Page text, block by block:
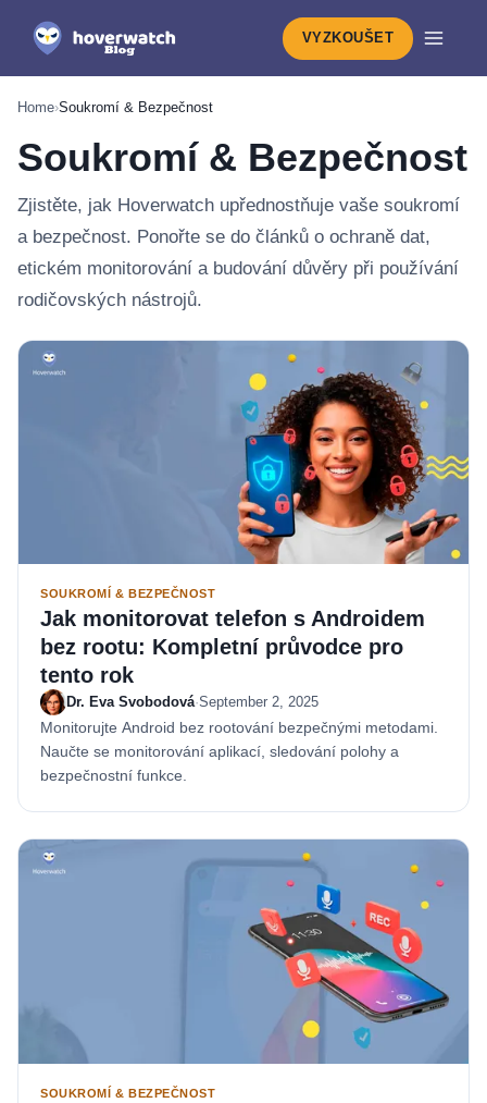
VYZKOUŠET
Home›Soukromí & Bezpečnost
Soukromí & Bezpečnost
Zjistěte, jak Hoverwatch upřednostňuje vaše soukromí
a bezpečnost. Ponořte se do článků o ochraně dat,
etickém monitorování a budování důvěry při používání
rodičovských nástrojů.
Nejnovější v: Soukromí & Bezpečnost
SOUKROMÍ & BEZPEČNOST
Jak monitorovat telefon s Androidem
bez rootu: Kompletní průvodce pro
tento rok
Dr. Eva Svobodová·September 2, 2025
Monitorujte Android bez rootování bezpečnými metodami.
Naučte se monitorování aplikací, sledování polohy a
bezpečnostní funkce.
SOUKROMÍ & BEZPEČNOST